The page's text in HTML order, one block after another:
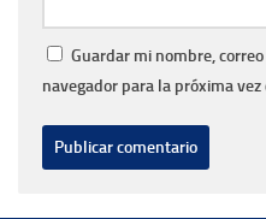
Guardar mi nombre,
navegador para la próxima